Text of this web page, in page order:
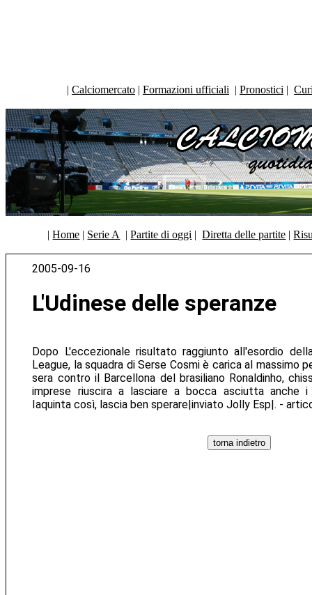
| Calciomercato | Formazioni ufficiali | Pronostici |
|Home | Serie A |Partite di oggi |Diretta delle partite |
2005-09-16
L'Udinese delle speranze
Dopo L'eccezionale risultato raggiunto all'esordio
League, la squadra di Serse Cosmi è carica al massimo
sera contro il Barcellona del brasiliano Ronaldinho,
imprese riuscira a lasciare a bocca asciutta anche i
Iaquinta così, lascia ben sperare|inviato Jolly Esp|. -